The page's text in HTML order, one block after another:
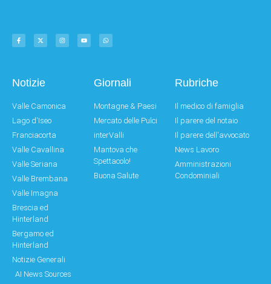
Notizie
Valle Camonica
Lago d'Iseo
Franciacorta
Valle Cavallina
Valle Seriana
Valle Brembana
Valle Imagna
Brescia ed
Hinterland
Bergamo ed
Hinterland
Notizie Generali
AI News Sources
Giornali
Montagne & Paesi
Mercato delle Pulci
interValli
Mantova che
Spettacolo!
Buona Salute
Rubriche
Il medico di famiglia
Il parere del notaio
Il parere dell'avvocato
News Lavoro
Amministrazioni
Condominiali